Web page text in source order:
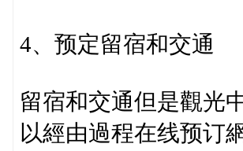
4、预定留宿和交通
留宿和交通但是觀光
以經由過程在线预订